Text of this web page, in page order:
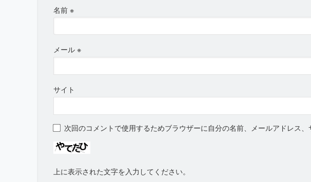
名前※
メール※
サイト
次回のコメントで使用するためブラウザーに自分の名前、メールアドレス、
上に表示された文字を入力してください。